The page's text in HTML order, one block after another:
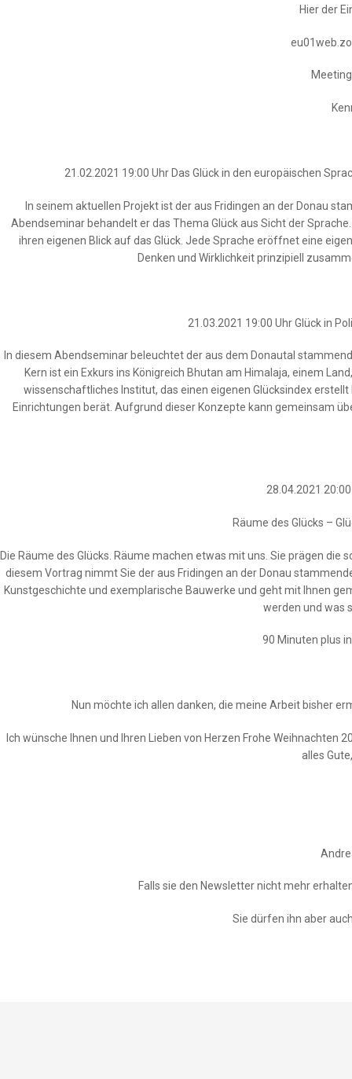
Hier der
21.02.2021 19:00 Uhr Das Glück in den europäischen
In seinem aktuellen Projekt ist der aus Fridingen an der Donau
Abendseminar behandelt er das Thema Glück aus Sicht der
ihren eigenen Blick auf das Glück. Jede Sprache eröffnet eine
Denken und Wirklichkeit prinzipiell
21.03.2021 19:00 Uhr Glück in
In diesem Abendseminar beleuchtet der aus dem Donautal
Kern ist ein Exkurs ins Königreich Bhutan am Himalaja, einem
wissenschaftliches Institut, das einen eigenen Glücksindex
Einrichtungen berät. Aufgrund dieser Konzepte kann gemeinsam
28.04.2021
Räume des Glücks –
Die Räume des Glücks. Räume machen etwas mit uns. Sie prägen
diesem Vortrag nimmt Sie der aus Fridingen an der Donau
Kunstgeschichte und exemplarische Bauwerke und geht mit Ihnen
werden und was
90 Minuten plus
Nun möchte ich allen danken, die meine Arbeit bisher
Ich wünsche Ihnen und Ihren Lieben von Herzen Frohe Weihnachten
alles
Falls sie den Newsletter nicht mehr
Sie dürfen ihn aber